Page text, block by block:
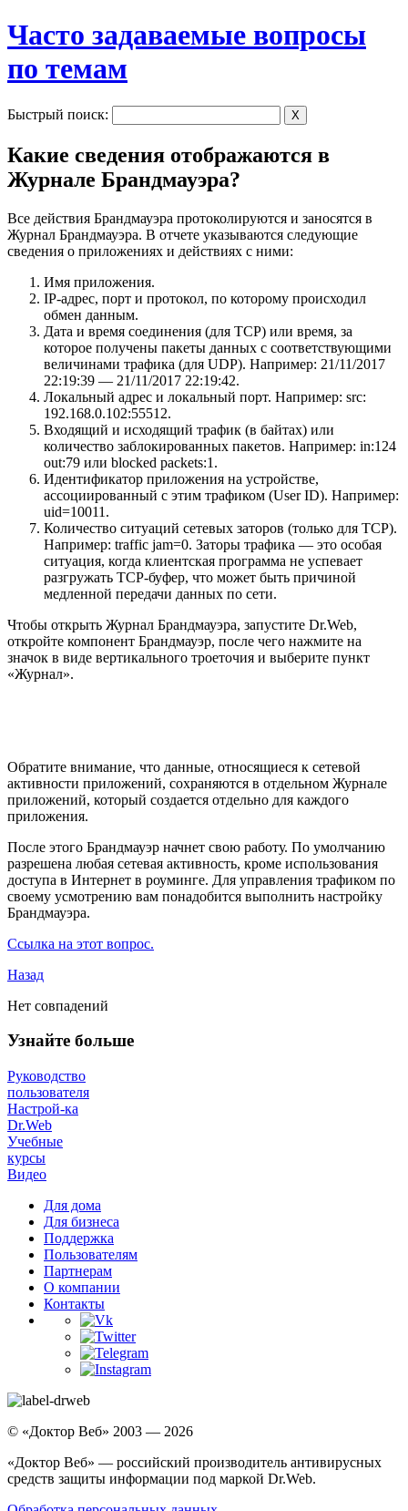
Часто задаваемые вопросы
по темам
Быстрый поиск: X
Какие сведения отображаются в
Журнале Брандмауэра?
Все действия Брандмауэра протоколируются и заносятся в
Журнал Брандмауэра. В отчете указываются следующие
сведения о приложениях и действиях с ними:
Имя приложения.
IP-адрес, порт и протокол, по которому происходил
обмен данным.
Дата и время соединения (для TCP) или время, за
которое получены пакеты данных с соответствующими
величинами трафика (для UDP). Например: 21/11/2017
22:19:39 — 21/11/2017 22:19:42.
Локальный адрес и локальный порт. Например: src:
192.168.0.102:55512.
Входящий и исходящий трафик (в байтах) или
количество заблокированных пакетов. Например: in:124
out:79 или blocked packets:1.
Идентификатор приложения на устройстве,
ассоциированный с этим трафиком (User ID). Например:
uid=10011.
Количество ситуаций сетевых заторов (только для TCP).
Например: traffic jam=0. Заторы трафика — это особая
ситуация, когда клиентская программа не успевает
разгружать TCP-буфер, что может быть причиной
медленной передачи данных по сети.
Чтобы открыть Журнал Брандмауэра, запустите Dr.Web,
откройте компонент Брандмауэр, после чего нажмите на
значок в виде вертикального троеточия и выберите пункт
«Журнал».
Обратите внимание, что данные, относящиеся к сетевой
активности приложений, сохраняются в отдельном Журнале
приложений, который создается отдельно для каждого
приложения.
После этого Брандмауэр начнет свою работу. По умолчанию
разрешена любая сетевая активность, кроме использования
доступа в Интернет в роуминге. Для управления трафиком по
своему усмотрению вам понадобится выполнить настройку
Брандмауэра.
Ссылка на этот вопрос.
Назад
Нет совпадений
Узнайте больше
Руководство
пользователя
Настрой-ка
Dr.Web
Учебные
курсы
Видео
Для дома
Для бизнеса
Поддержка
Пользователям
Партнерам
О компании
Контакты
© «Доктор Веб» 2003 — 2026
«Доктор Веб» — российский производитель антивирусных
средств защиты информации под маркой Dr.Web.